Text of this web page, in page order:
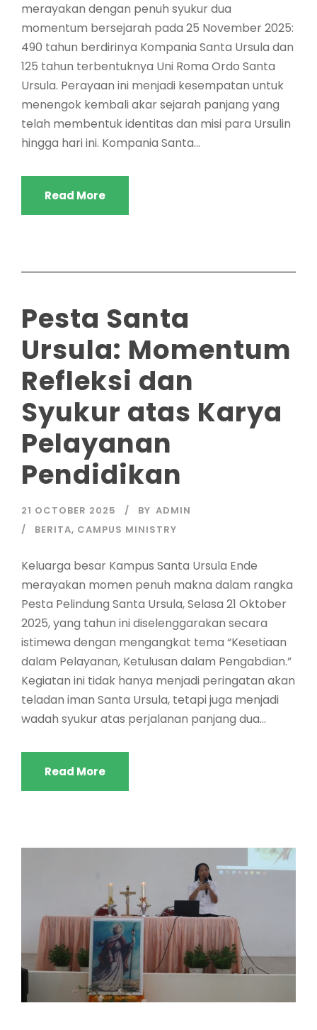
merayakan dengan penuh syukur dua
momentum bersejarah pada 25 November 2025:
490 tahun berdirinya Kompania Santa Ursula dan
125 tahun terbentuknya Uni Roma Ordo Santa
Ursula. Perayaan ini menjadi kesempatan untuk
menengok kembali akar sejarah panjang yang
telah membentuk identitas dan misi para Ursulin
hingga hari ini. Kompania Santa...
Read More
Pesta Santa
Ursula: Momentum
Refleksi dan
Syukur atas Karya
Pelayanan
Pendidikan
21 OCTOBER 2025 BY ADMIN
BERITA, CAMPUS MINISTRY
Keluarga besar Kampus Santa Ursula Ende
merayakan momen penuh makna dalam rangka
Pesta Pelindung Santa Ursula, Selasa 21 Oktober
2025, yang tahun ini diselenggarakan secara
istimewa dengan mengangkat tema “Kesetiaan
dalam Pelayanan, Ketulusan dalam Pengabdian.”
Kegiatan ini tidak hanya menjadi peringatan akan
teladan iman Santa Ursula, tetapi juga menjadi
wadah syukur atas perjalanan panjang dua...
Read More